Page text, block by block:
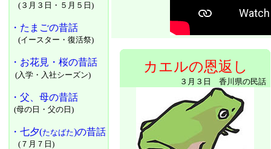
(３月３日・５月５日)
・たまごの昔話
(イースター・復活祭)
・お花見・桜の昔話
(入学・入社シーズン)
・父、母の昔話
(母の日・父の日)
・七夕(たなばた)の昔話
(７月７日)
カエルの恩返し
３月３日 香川県の民話